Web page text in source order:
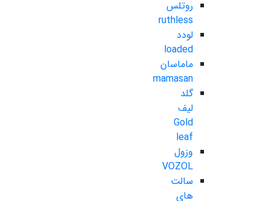
روتلس
ruthless
لودد
loaded
ماماسان
mamasan
گلد
لیف
Gold
leaf
وزول
VOZOL
سالت
های